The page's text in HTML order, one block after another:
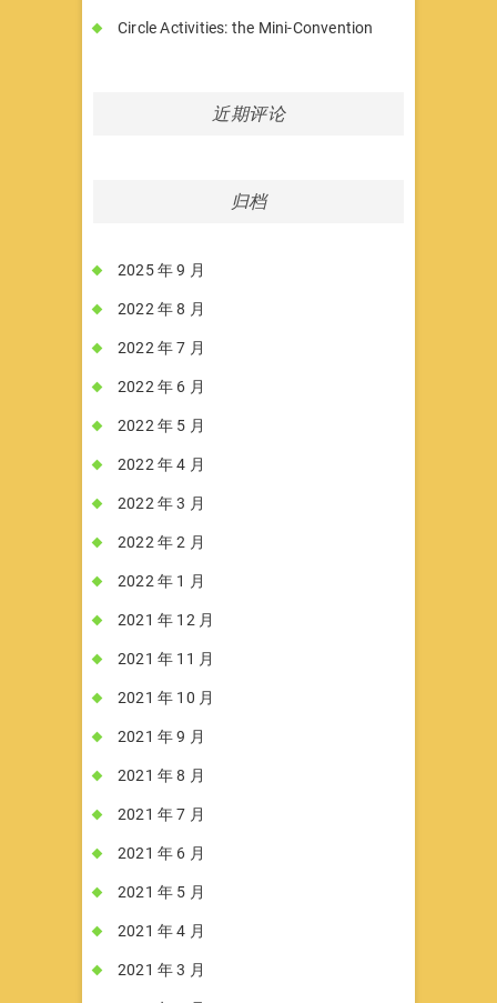
Circle Activities: the Mini-Convention
近期评论
归档
2025 年 9 月
2022 年 8 月
2022 年 7 月
2022 年 6 月
2022 年 5 月
2022 年 4 月
2022 年 3 月
2022 年 2 月
2022 年 1 月
2021 年 12 月
2021 年 11 月
2021 年 10 月
2021 年 9 月
2021 年 8 月
2021 年 7 月
2021 年 6 月
2021 年 5 月
2021 年 4 月
2021 年 3 月